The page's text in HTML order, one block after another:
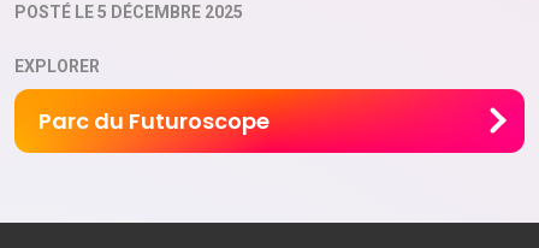
POSTÉ LE 5 DÉCEMBRE 2025
EXPLORER
Parc du Futuroscope